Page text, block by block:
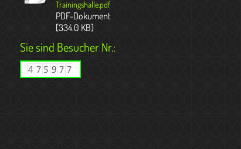
Trainingshalle.pdf
PDF-Dokument
[334.0 KB]
Sie sind Besucher Nr.: